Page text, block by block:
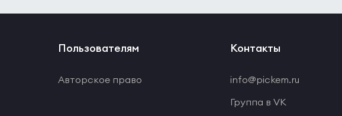
Пользователям
Авторское право
Контакты
info@pickem.ru
Группа в VK